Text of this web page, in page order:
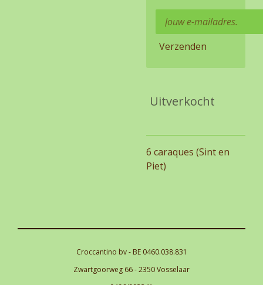
Verzenden
Uitverkocht
6 caraques (Sint en
Piet)
Croccantino bv - BE 0460.038.831
Zwartgoorweg 66 - 2350 Vosselaar